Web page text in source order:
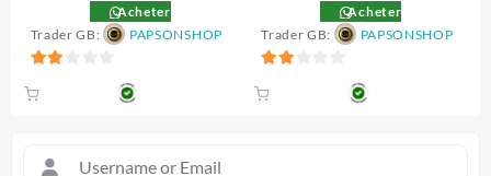
initial
était :
est :
5.500 CFA.
Acheter
Trader GB:
PAPSONSHOP
sur
Acheter
Trader GB:
PAPSONSHOP
sur